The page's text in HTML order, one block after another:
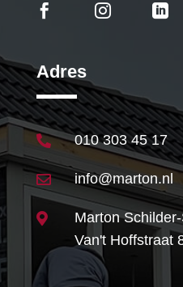
  
Adres
 010 303 45 17
 info@marton.nl

Marton
Van't Hoffstraat